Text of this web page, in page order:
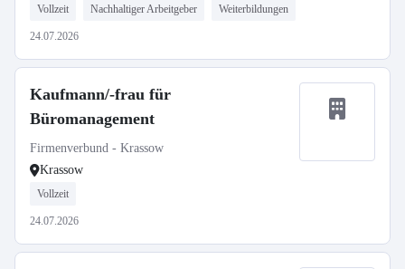
Vollzeit Nachhaltiger Arbeitgeber Weiterbildungen
24.07.2026
Kaufmann/-frau für
Büromanagement
Firmenverbund - Krassow
Krassow
Vollzeit
24.07.2026